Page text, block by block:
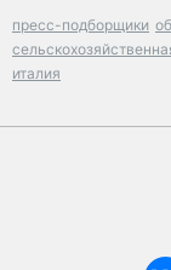
пресс-подборщики
италия